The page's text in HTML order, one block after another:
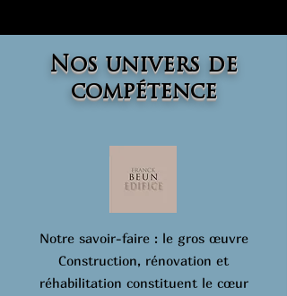
Nos univers de
compétence
Notre savoir-faire : le gros œuvre
Construction, rénovation et
réhabilitation constituent le cœur